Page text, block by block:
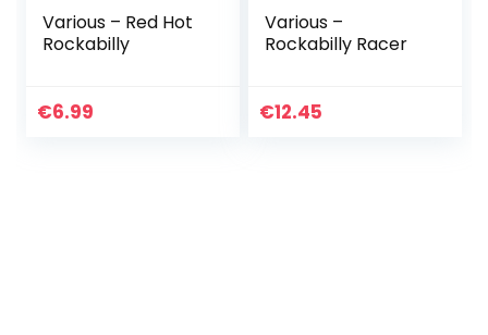
Various – Red Hot
Rockabilly
€6.99
Various –
Rockabilly Racer
€12.45